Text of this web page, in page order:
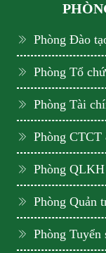
Phòng Đào
Phòng Tổ
Phòng Tài
Phòng
Phòng
Phòng Quản
Phòng